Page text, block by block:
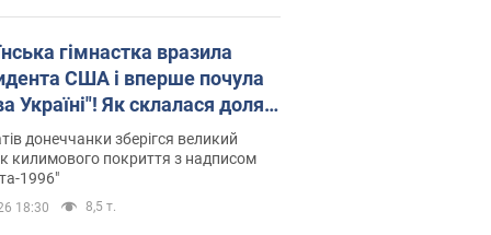
гімнастка вразила
США і вперше почула
Україні"! Як склалася доля
яка 30 років тому
"золото" Олімпіади
донеччанки зберігся великий
килимового покриття з надписом
1996"
18:30 8,5 т.